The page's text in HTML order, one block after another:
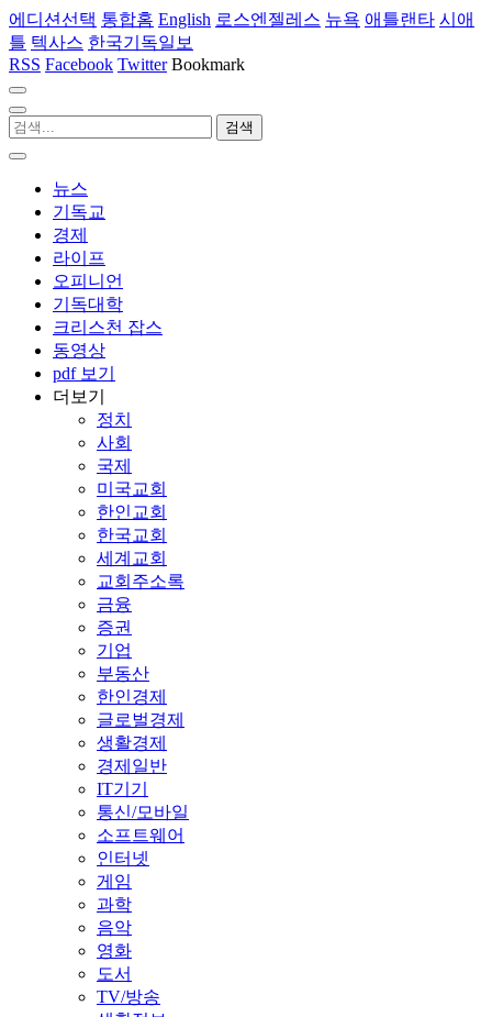
에디션선택 통합홈 English 로스엔젤레스 뉴욕 애틀랜타 시애
틀 텍사스 한국기독일보
RSS Facebook Twitter Bookmark
뉴스
기독교
경제
라이프
오피니언
기독대학
크리스천 잡스
동영상
pdf 보기
더보기
정치
사회
국제
미국교회
한인교회
한국교회
세계교회
교회주소록
금융
증권
기업
부동산
한인경제
글로벌경제
생활경제
경제일반
IT기기
통신/모바일
소프트웨어
인터넷
게임
과학
음악
영화
도서
TV/방송